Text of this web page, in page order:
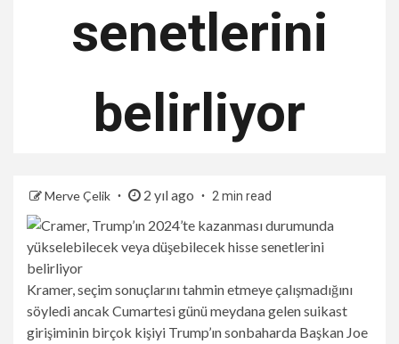
senetlerini
belirliyor
Merve Çelik 2 yıl ago 2 min read
Kramer, seçim sonuçlarını tahmin etmeye çalışmadığını
söyledi ancak Cumartesi günü meydana gelen suikast
girişiminin birçok kişiyi Trump’ın sonbaharda Başkan Joe